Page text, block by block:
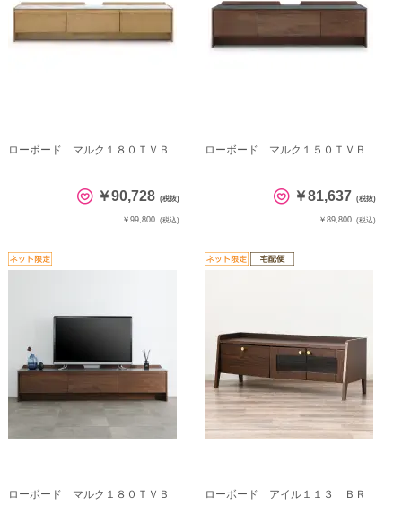
ローボード マルク１８０ＴＶＢ
￥90,728 (税抜)
￥99,800 (税込)
ローボード マルク１５０ＴＶＢ
￥81,637 (税抜)
￥89,800 (税込)
ローボード マルク１８０ＴＶＢ ローボード アイル１１３ ＢＲ